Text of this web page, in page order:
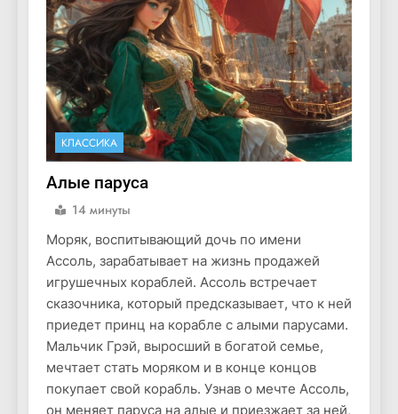
КЛАССИКА
Алые паруса
14 минуты
Моряк, воспитывающий дочь по имени
Ассоль, зарабатывает на жизнь продажей
игрушечных кораблей. Ассоль встречает
сказочника, который предсказывает, что к ней
приедет принц на корабле с алыми парусами.
Мальчик Грэй, выросший в богатой семье,
мечтает стать моряком и в конце концов
покупает свой корабль. Узнав о мечте Ассоль,
он меняет паруса на алые и приезжает за ней,